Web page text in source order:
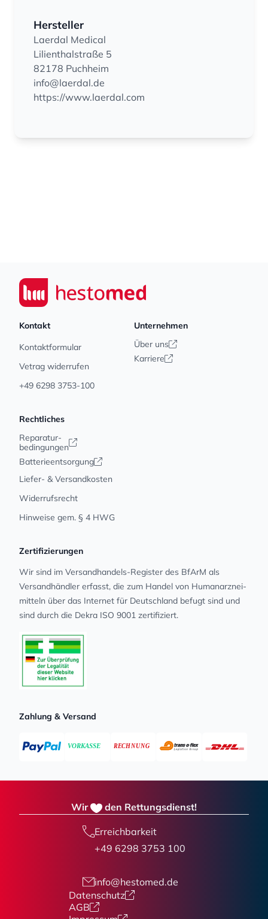
Hersteller
Laerdal Medical
Lilienthalstraße 5
82178 Puchheim
info@laerdal.de
https://www.laerdal.com
Seiwert GmbH
Kontakt
Kontaktformular
Vetrag widerrufen
+49 6298 3753-100
Unternehmen
Über uns
Karriere
Rechtliches
Reparatur-
bedingungen
Batterieentsorgung
Liefer- & Versandkosten
Widerrufsrecht
Hinweise gem. § 4 HWG
Zertifizierungen
Wir sind im Versandhandels-Register des BfArM als
Versandhändler erfasst, die zum Handel von Human­arz­nei­
mit­teln über das Internet für Deutschland befugt sind und
sind durch die Dekra ISO 9001 zertifiziert.
Zahlung & Versand
Wir den Rettungsdienst!
Erreichbarkeit
+49 6298 3753 100
info@hestomed.de
Datenschutz
AGB